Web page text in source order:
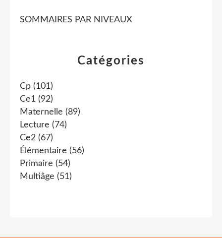
Catégories
Cp (101)
Ce1 (92)
Maternelle (89)
Lecture (74)
Ce2 (67)
Élémentaire (56)
Primaire (54)
Multiâge (51)
SOMMAIRES PAR NIVEAUX